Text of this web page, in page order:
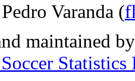
Varanda (
maintained